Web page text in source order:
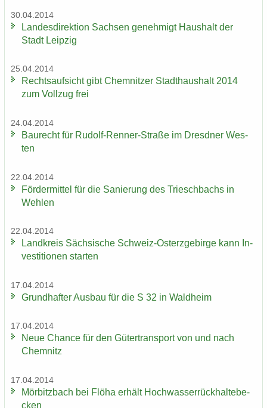
30.04.2014
Lan­des­di­rek­ti­on Sach­sen ge­neh­migt Haus­halt der
Stadt Leip­zig
25.04.2014
Rechts­auf­sicht gibt Chem­nit­zer Stadt­haus­halt 2014
zum Voll­zug frei
24.04.2014
Bau­recht für Rudolf-​Renner-Straße im Dresd­ner Wes­
ten
22.04.2014
För­der­mit­tel für die Sa­nie­rung des Tri­esch­bachs in
Weh­len
22.04.2014
Land­kreis Säch­si­sche Schweiz-​Osterzgebirge kann In­
ves­ti­tio­nen star­ten
17.04.2014
Grund­haf­ter Aus­bau für die S 32 in Wald­heim
17.04.2014
Neue Chan­ce für den Gü­ter­trans­port von und nach
Chem­nitz
17.04.2014
Mör­bitz­bach bei Flöha er­hält Hoch­was­ser­rück­hal­te­be­
cken